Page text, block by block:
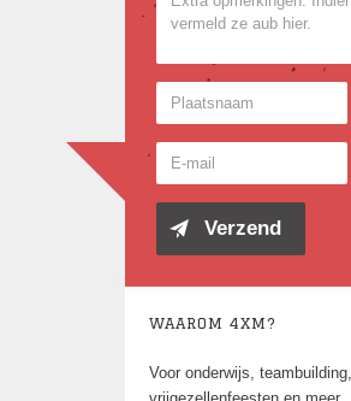
WAAROM 4XM?
Voor jong